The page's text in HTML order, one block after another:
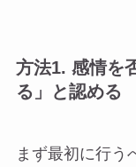
方法1. 感情を
る」と認める
まず最初に行う